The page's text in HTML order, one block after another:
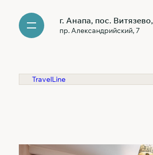
г. Анапа, пос. Витязево,
пр. Александрийский, 7
TravelLine